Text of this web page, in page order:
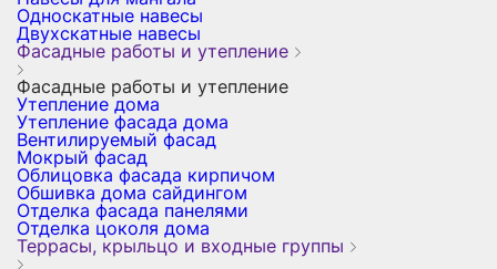
Односкатные навесы
Двухскатные навесы
Фасадные работы и утепление
Фасадные работы и утепление
Утепление дома
Утепление фасада дома
Вентилируемый фасад
Мокрый фасад
Облицовка фасада кирпичом
Обшивка дома сайдингом
Отделка фасада панелями
Отделка цоколя дома
Террасы, крыльцо и входные группы